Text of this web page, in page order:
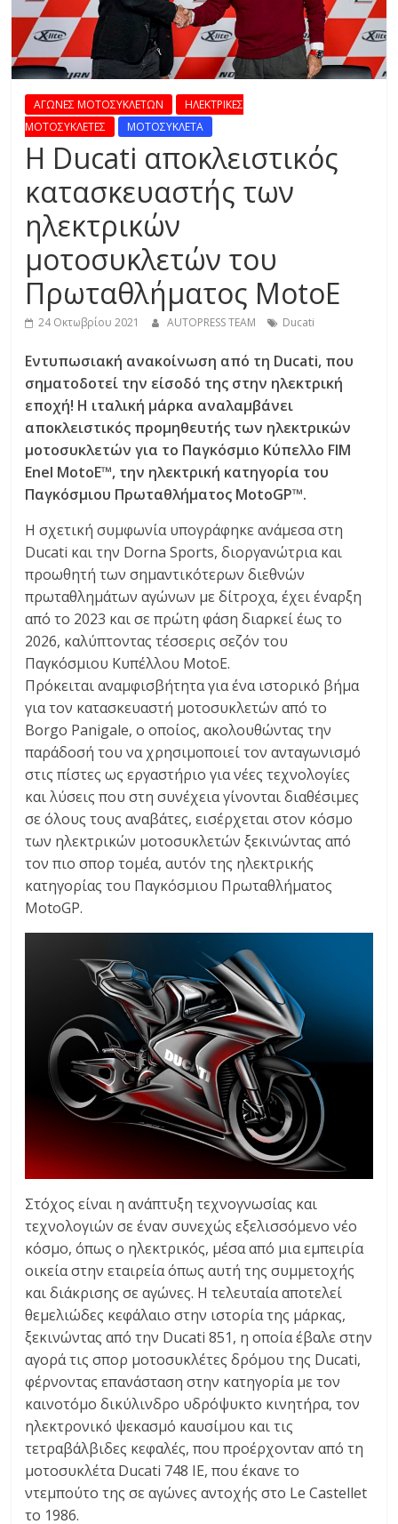
R
E
S
S
ΑΓΩΝΕΣ ΜΟΤΟΣΥΚΛΕΤΩΝ
ΗΛΕΚΤΡΙΚΕΣ
ΜΟΤΟΣΥΚΛΕΤΕΣ
ΜΟΤΟΣΥΚΛΕΤΑ
Η Ducati αποκλειστικός
κατασκευαστής των
ηλεκτρικών
μοτοσυκλετών του
Πρωταθλήματος MotoE
24 Οκτωβρίου 2021 AUTOPRESS TEAM Ducati
Εντυπωσιακή ανακοίνωση από τη Ducati, που
σηματοδοτεί την είσοδό της στην ηλεκτρική
εποχή! Η ιταλική μάρκα αναλαμβάνει
αποκλειστικός προμηθευτής των ηλεκτρικών
μοτοσυκλετών για το Παγκόσμιο Κύπελλο FIM
Enel MotoE™, την ηλεκτρική κατηγορία του
Παγκόσμιου Πρωταθλήματος MotoGP™.
Η σχετική συμφωνία υπογράφηκε ανάμεσα στη
Ducati και την Dorna Sports, διοργανώτρια και
προωθητή των σημαντικότερων διεθνών
πρωταθλημάτων αγώνων με δίτροχα, έχει έναρξη
από το 2023 και σε πρώτη φάση διαρκεί έως το
2026, καλύπτοντας τέσσερις σεζόν του
Παγκόσμιου Κυπέλλου MotoE.
Πρόκειται αναμφισβήτητα για ένα ιστορικό βήμα
για τον κατασκευαστή μοτοσυκλετών από το
Borgo Panigale, ο οποίος, ακολουθώντας την
παράδοσή του να χρησιμοποιεί τον ανταγωνισμό
στις πίστες ως εργαστήριο για νέες τεχνολογίες
και λύσεις που στη συνέχεια γίνονται διαθέσιμες
σε όλους τους αναβάτες, εισέρχεται στον κόσμο
των ηλεκτρικών μοτοσυκλετών ξεκινώντας από
τον πιο σπορ τομέα, αυτόν της ηλεκτρικής
κατηγορίας του Παγκόσμιου Πρωταθλήματος
MotoGP.
Στόχος είναι η ανάπτυξη τεχνογνωσίας και
τεχνολογιών σε έναν συνεχώς εξελισσόμενο νέο
κόσμο, όπως ο ηλεκτρικός, μέσα από μια εμπειρία
οικεία στην εταιρεία όπως αυτή της συμμετοχής
και διάκρισης σε αγώνες. Η τελευταία αποτελεί
θεμελιώδες κεφάλαιο στην ιστορία της μάρκας,
ξεκινώντας από την Ducati 851, η οποία έβαλε στην
αγορά τις σπορ μοτοσυκλέτες δρόμου της Ducati,
φέρνοντας επανάσταση στην κατηγορία με τον
καινοτόμο δικύλινδρο υδρόψυκτο κινητήρα, τον
ηλεκτρονικό ψεκασμό καυσίμου και τις
τετραβάλβιδες κεφαλές, που προέρχονταν από τη
μοτοσυκλέτα Ducati 748 IE, που έκανε το
ντεμπούτο της σε αγώνες αντοχής στο Le Castellet
το 1986.